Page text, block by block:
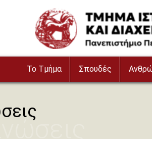
Image
To Τμήμα Σπουδές